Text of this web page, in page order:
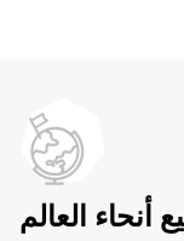
أنحاء العالم